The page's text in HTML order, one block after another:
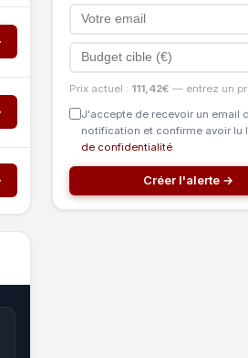
Prix actuel : 111,42€ — entrez un
J'accepte de recevoir un email
notification et confirme avoir lu
de confidentialité.
Créer l'alerte →